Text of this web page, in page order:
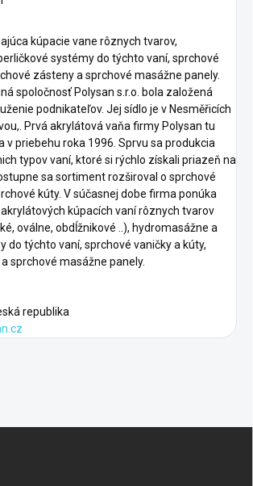
kúpacie vane rôznych tvarov,
systémy do týchto vaní, sprchové
zásteny a sprchové masážne panely.
spoločnosť Polysan s.r.o. bola založená
podnikateľov. Jej sídlo je v Nesměřicích
Prvá akrylátová vaňa firmy Polysan tu
v priebehu roka 1996. Sprvu sa produkcia
typov vaní, ktoré si rýchlo získali priazeň na
sa sortiment rozširoval o sprchové
kúty. V súčasnej dobe firma ponúka
kúpacích vaní rôznych tvarov
oválne, obdĺžnikové ..), hydromasážne a
do týchto vaní, sprchové vaničky a kúty,
sprchové masážne panely.
republika